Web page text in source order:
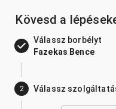
Kövesd a
Válassz borbélyt
Fazekas Bence
2 Válassz